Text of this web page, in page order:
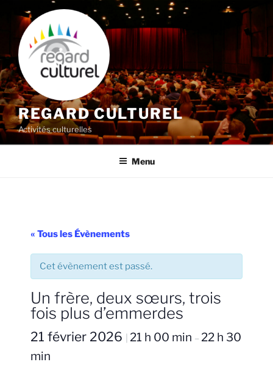
contenu
principal
REGARD CULTUREL
Activités culturelles
Menu
« Tous les Évènements
Cet évènement est passé.
Un frère, deux sœurs, trois
fois plus d’emmerdes
21 février 2026 21 h 00 min – 22 h 30
min